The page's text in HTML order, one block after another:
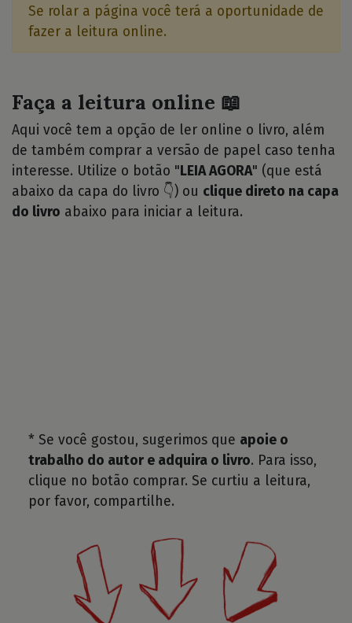
Se rolar a página você terá a oportunidade de
fazer a leitura online.
Faça a leitura online 📖
Aqui você tem a opção de ler online o livro, além
de também comprar a versão de papel caso tenha
interesse. Utilize o botão " LEIA AGORA" (que está
abaixo da capa do livro 👇) ou clique direto na capa
do livro abaixo para iniciar a leitura.
* Se você gostou, sugerimos que apoie o
trabalho do autor e adquira o livro. Para isso,
clique no botão comprar. Se curtiu a leitura,
por favor, compartilhe.